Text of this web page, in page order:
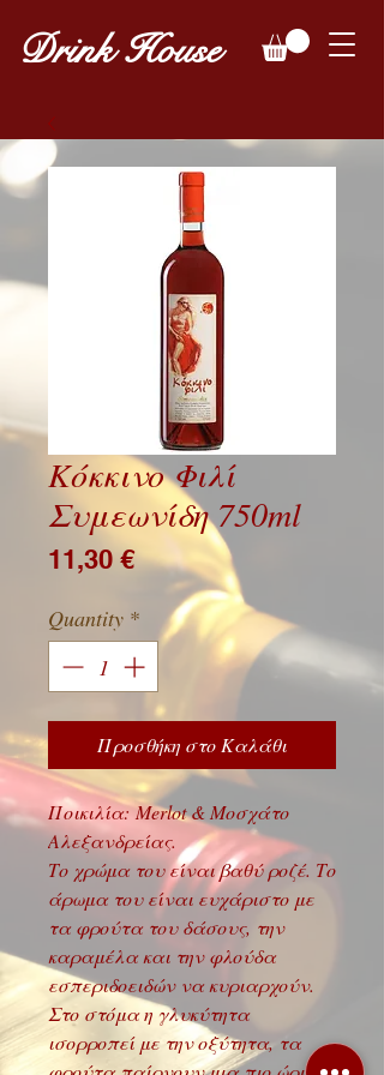
Drink House
Κόκκινο Φιλί
Συμεωνίδη 750ml
11,30 €Price
Quantity *
Προσθήκη στο Καλάθι
Ποικιλία: Merlot & Μοσχάτο
Αλεξανδρείας.
Το χρώμα του είναι βαθύ ροζέ. Το
άρωμα του είναι ευχάριστο με
τα φρούτα του δάσους, την
καραμέλα και την φλούδα
εσπεριδοειδών να κυριαρχούν.
Στο στόμα η γλυκύτητα
ισορροπεί με την οξύτητα, τα